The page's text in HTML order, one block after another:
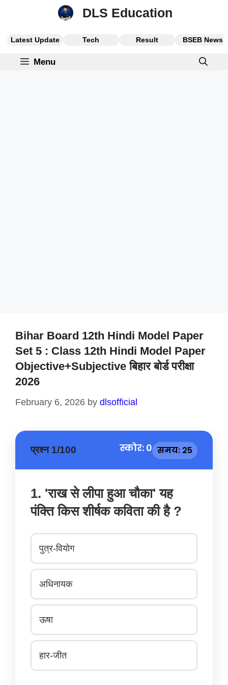
DLS Education
Latest Update Tech Result BSEB News
Menu
Bihar Board 12th Hindi Model Paper
Set 5 : Class 12th Hindi Model Paper
Objective+Subjective बिहार बोर्ड परीक्षा
2026
February 6, 2026 by dlsofficial
प्रश्न 1/100 स्कोर: 0 समय: 25
1. 'राख से लीपा हुआ चौका' यह
पंक्ति किस शीर्षक कविता की है ?
पुत्र-वियोग
अधिनायक
ऊषा
हार-जीत